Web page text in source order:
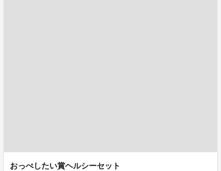
おっぺしたい賞ヘルシーセット